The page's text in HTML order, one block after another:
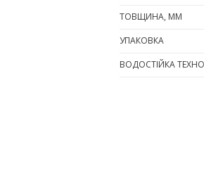
ТОВЩИНА, ММ
УПАКОВКА
ВОДОСТІЙКА